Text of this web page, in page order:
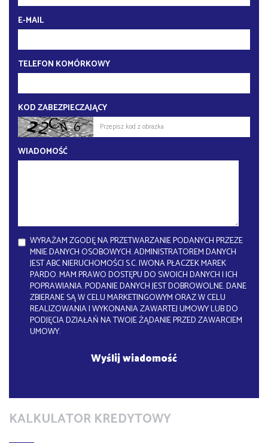
E-MAIL
TELEFON KOMÓRKOWY
KOD ZABEZPIECZAJĄCY
WIADOMOŚĆ
WYRAŻAM ZGODĘ NA PRZETWARZANIE PODANYCH PRZEZE
MNIE DANYCH OSOBOWYCH. ADMINISTRATOREM DANYCH
JEST ABC NIERUCHOMOŚCI S.C. IWONA PŁACZEK MAREK
PARDO. MAM PRAWO DOSTĘPU DO SWOICH DANYCH I ICH
POPRAWIANIA. PODANIE DANYCH JEST DOBROWOLNE. DANE
ZBIERANE SĄ W CELU MARKETINGOWYM ORAZ W CELU
REALIZOWANIA I WYKONANIA ZAWARTEJ UMOWY LUB DO
PODJĘCIA DZIAŁAŃ NA TWOJE ŻĄDANIE PRZED ZAWARCIEM
UMOWY.
KALKULATOR KREDYTOWY